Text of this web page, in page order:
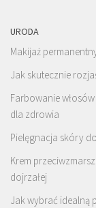
URODA
Makijaż
Jak skutecznie
Farbowanie
dla zdrowia
Pielęgnacja skóry
Krem
dojrzałej
Jak wybrać idealną